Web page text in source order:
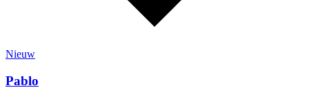
Nieuw
Pablo